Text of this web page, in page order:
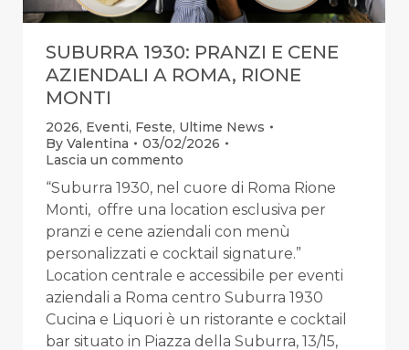
SUBURRA 1930: PRANZI E CENE
AZIENDALI A ROMA, RIONE
MONTI
2026, Eventi, Feste, Ultime News
By Valentina
03/02/2026
Lascia un commento
“Suburra 1930, nel cuore di Roma Rione
Monti, offre una location esclusiva per
pranzi e cene aziendali con menù
personalizzati e cocktail signature.”
Location centrale e accessibile per eventi
aziendali a Roma centro Suburra 1930
Cucina e Liquori è un ristorante e cocktail
bar situato in Piazza della Suburra, 13/15,